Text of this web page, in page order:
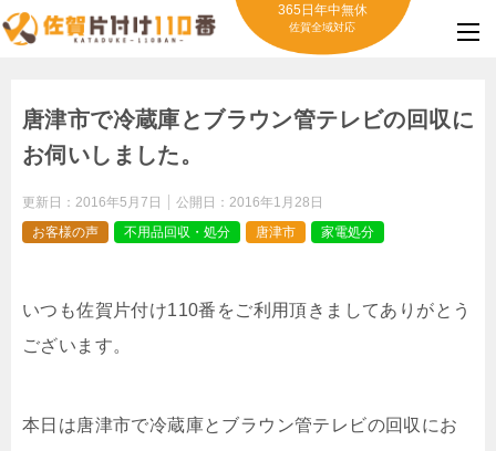
365日年中無休
佐賀全域対応
唐津市で冷蔵庫とブラウン管テレビの回収に
お伺いしました。
更新日： 2016年5月7日 公開日： 2016年1月28日
お客様の声
不用品回収・処分 唐津市 家電処分
いつも佐賀片付け110番をご利用頂きましてありがとう
ございます。
本日は唐津市で冷蔵庫とブラウン管テレビの回収にお